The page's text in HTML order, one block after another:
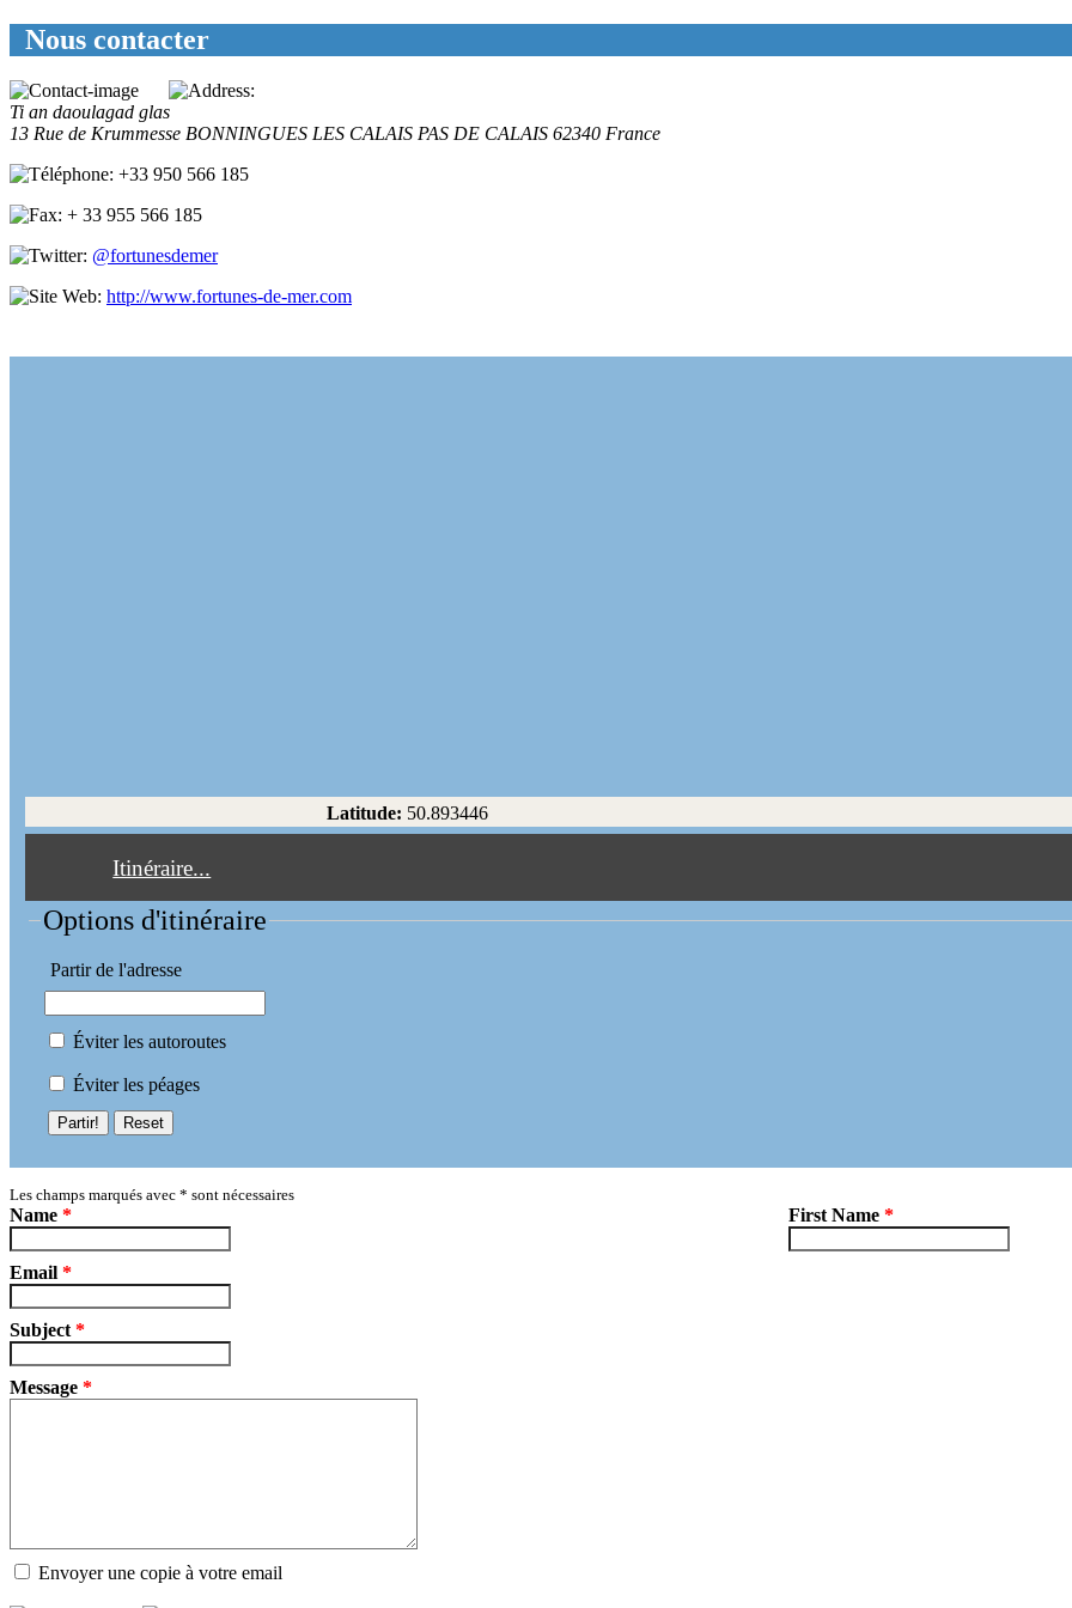
Nous contacter
Ti an daoulagad glas
13 Rue de Krummesse BONNINGUES LES CALAIS PAS DE CALAIS 62340 France
+33 950 566 185
+ 33 955 566 185
@fortunesdemer
http://www.fortunes-de-mer.com
Latitude: 50.893446
Itinéraire...
Options d'itinéraire
Partir de l'adresse
Éviter les autoroutes
Éviter les péages
Partir! Reset
Les champs marqués avec * sont nécessaires
Name * First Name *
Email *
Subject *
Message *
Envoyer une copie à votre email